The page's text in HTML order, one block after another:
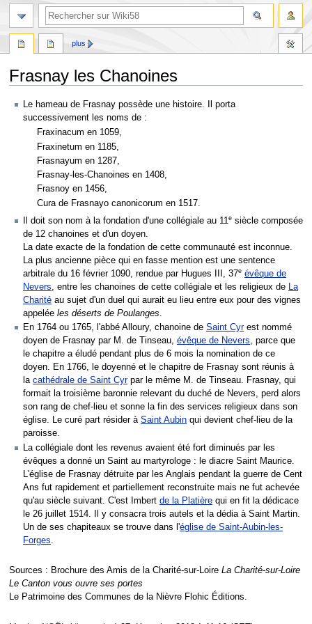
Frasnay les Chanoines
Aller
navigation
Aller
recherche
Le hameau de Frasnay possède une histoire. Il porta
successivement les noms de :
Fraxinacum en 1059,
Fraxinetum en 1185,
Frasnayum en 1287,
Frasnay-les-Chanoines en 1408,
Frasnoy en 1456,
Cura de Frasnayo canonicorum en 1517.
Il doit son nom à la fondation d'une collégiale au 11e siècle composée
de 12 chanoines et d'un doyen.
La date exacte de la fondation de cette communauté est inconnue.
La plus ancienne pièce qui en fasse mention est une sentence
arbitrale du 16 février 1090, rendue par Hugues III, 37e évêque de
Nevers, entre les chanoines de cette collégiale et les religieux de La
Charité au sujet d'un duel qui aurait eu lieu entre eux pour des vignes
appelée les déserts de Poulanges.
En 1764 ou 1765, l'abbé Alloury, chanoine de Saint Cyrest nommé
doyen de Frasnay par M. de Tinseau, évêque de Nevers, parce que
le chapitre a éludé pendant plus de 6 mois la nomination de ce
doyen. En 1766, le doyenné et le chapitre de Frasnay sont réunis à
la cathédrale de Saint Cyrpar le même M. de Tinseau. Frasnay, qui
formait la troisième baronnie relevant du duché de Nevers, perd alors
son rang de chef-lieu et sonne la fin des services religieux dans son
église. Le curé part résider à Saint Aubin qui devient chef-lieu de la
paroisse.
La collégiale dont les revenus avaient été fort diminués par les
évêques a donné un Saint au martyrologe : le diacre Saint Maurice.
L'église de Frasnay détruite par les Anglais pendant la guerre de Cent
Ans fut rapidement et partiellement reconstruite mais ne fut achevée
qu'au siècle suivant. C'est Imbert de la Platière qui en fit la dédicace
le 26 juillet 1514. Il y consacra trois autels et la dédia à Saint Martin.
Un de ses chapiteaux se trouve dans l'église de Saint-Aubin-les-
Forges
Sources : Brochure des Amis de la Charité-sur-Loire La Charité-sur-Loire
Le Canton vous ouvre ses portes
Le Patrimoine des Communes de la Nièvre Flohic Éditions.
plus